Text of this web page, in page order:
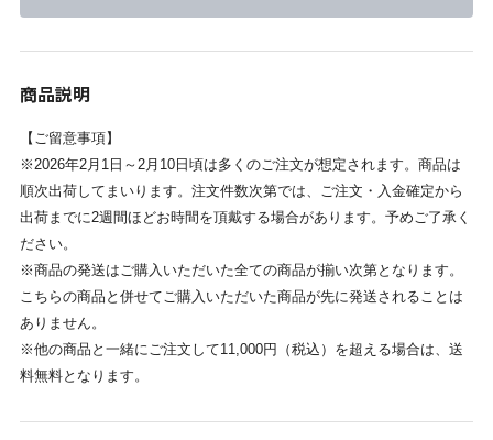
商品説明
【ご留意事項】
※2026年2月1日～2月10日頃は多くのご注文が想定されます。商品は
順次出荷してまいります。注文件数次第では、ご注文・入金確定から
出荷までに2週間ほどお時間を頂戴する場合があります。予めご了承く
ださい。
※商品の発送はご購入いただいた全ての商品が揃い次第となります。
こちらの商品と併せてご購入いただいた商品が先に発送されることは
ありません。
※他の商品と一緒にご注文して11,000円（税込）を超える場合は、送
料無料となります。